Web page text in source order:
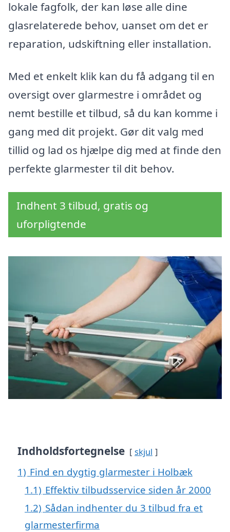
lokale fagfolk, der kan løse alle dine
glasrelaterede behov, uanset om det er
reparation, udskiftning eller installation.
Med et enkelt klik kan du få adgang til en
oversigt over glarmestre i området og
nemt bestille et tilbud, så du kan komme i
gang med dit projekt. Gør dit valg med
tillid og lad os hjælpe dig med at finde den
perfekte glarmester til dit behov.
Indhent 3 tilbud, gratis og
uforpligtende
Indholdsfortegnelse skjul
1) Find en dygtig glarmester i Holbæk
1.1) Effektiv tilbudsservice siden år 2000
1.2) Sådan indhenter du 3 tilbud fra et
glarmesterfirma